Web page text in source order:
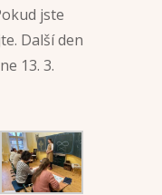
jste
Další den
13. 3.